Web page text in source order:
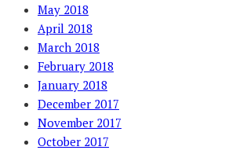
May 2018
April 2018
March 2018
February 2018
January 2018
December 2017
November 2017
October 2017